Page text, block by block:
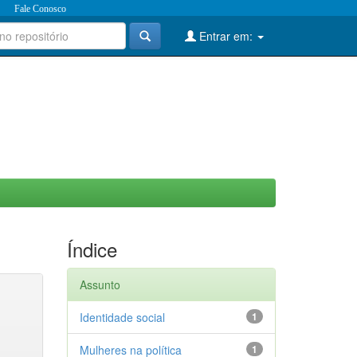
Fale Conosco
Entrar em:
Índice
Assunto
1
Identidade social
1
Mulheres na política